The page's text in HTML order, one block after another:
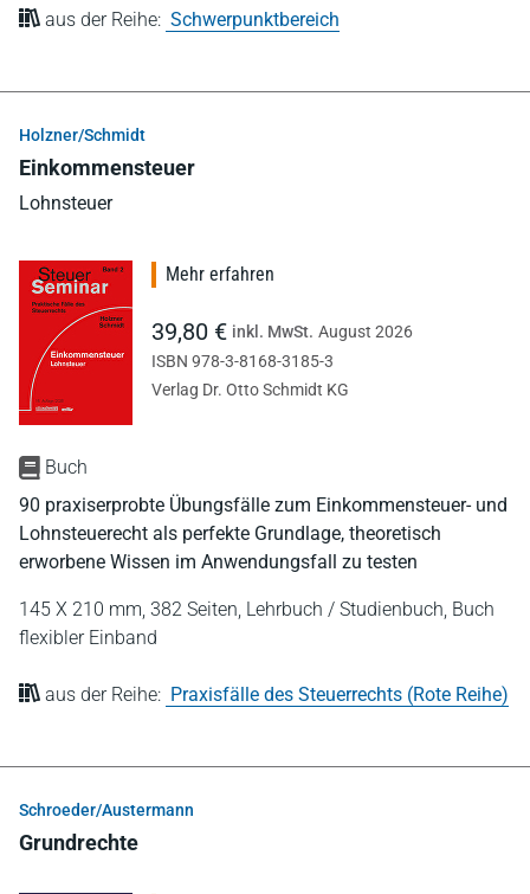
aus der Reihe: Schwerpunktbereich
Holzner/Schmidt
Einkommensteuer
Lohnsteuer
Buch
90 praxiserprobte Übungsfälle zum Einkommensteuer- und
Lohnsteuerecht als perfekte Grundlage, theoretisch
erworbene Wissen im Anwendungsfall zu testen
145 X 210 mm, 382 Seiten, Lehrbuch / Studienbuch, Buch
flexibler Einband
aus der Reihe: Praxisfälle des Steuerrechts (Rote Reihe)
Mehr erfahren
39,80 € inkl. MwSt. August 2026
ISBN 978-3-8168-3185-3
Verlag Dr. Otto Schmidt KG
Schroeder/Austermann
Grundrechte